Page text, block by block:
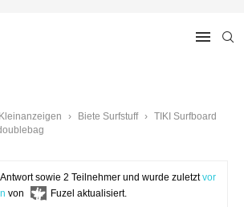
› Biete Surfstuff › TIKI Surfboard
sowie 2 Teilnehmer und wurde zuletztvor
von Fuzel aktualisiert.